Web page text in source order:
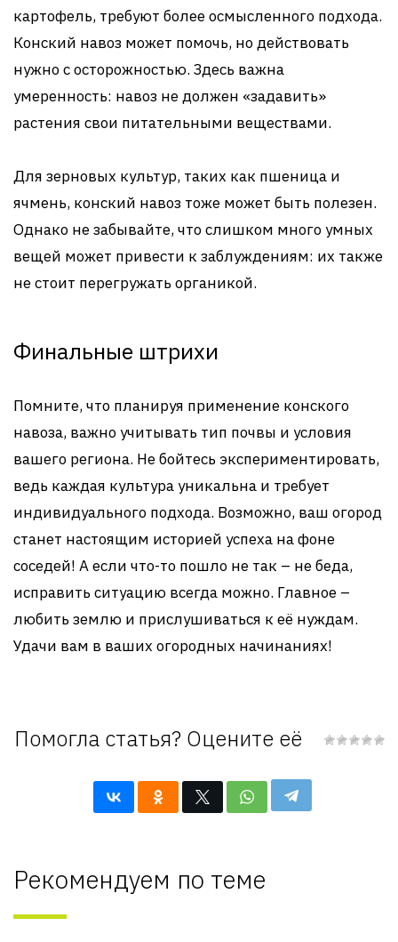
картофель, требуют более осмысленного подхода.
Конский навоз может помочь, но действовать
нужно с осторожностью. Здесь важна
умеренность: навоз не должен «задавить»
растения свои питательными веществами.
Для зерновых культур, таких как пшеница и
ячмень, конский навоз тоже может быть полезен.
Однако не забывайте, что слишком много умных
вещей может привести к заблуждениям: их также
не стоит перегружать органикой.
Финальные штрихи
Помните, что планируя применение конского
навоза, важно учитывать тип почвы и условия
вашего региона. Не бойтесь экспериментировать,
ведь каждая культура уникальна и требует
индивидуального подхода. Возможно, ваш огород
станет настоящим историей успеха на фоне
соседей! А если что-то пошло не так – не беда,
исправить ситуацию всегда можно. Главное –
любить землю и прислушиваться к её нуждам.
Удачи вам в ваших огородных начинаниях!
Помогла статья? Оцените её
Рекомендуем по теме